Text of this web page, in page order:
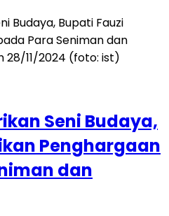
Seni Budaya,
Penghargaan
dan